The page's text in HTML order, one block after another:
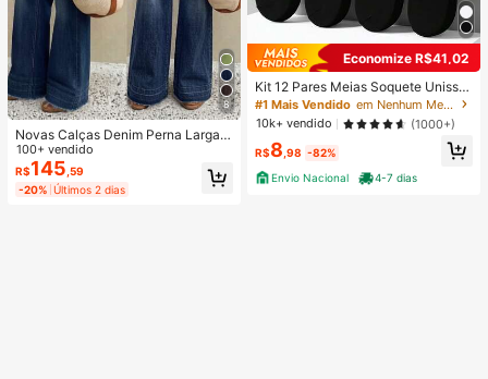
8
Novas Calças Denim Perna Larga F
emininas, Calças Casuais de Moda
de Alta Qualidade, Ajuste Confortáv
el, Adequadas para Todas as Estaç
ões, Uso Diário Fashionável Outono
100+ vendido
R$145 ,59
-20% Últimos 2 dias
Economize R$41,02
Kit 12 Pares Meias Soquete Unisse
x Cano Curto Preta Ou Branca 35-
40
#1 Mais Vendido
em Nenhum Meias Femininas
10k+ vendido
(1000+)
R$8,98 -82%
Envio Nacional
4-7 dias